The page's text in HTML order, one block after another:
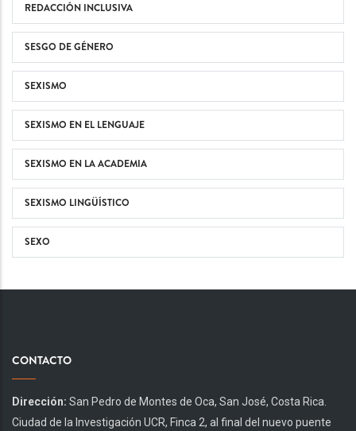
REDACCIÓN INCLUSIVA
SESGO DE GÉNERO
SEXISMO
SEXISMO EN EL LENGUAJE
SEXISMO EN LA ACADEMIA
SEXISMO LINGÜÍSTICO
SEXO
CONTACTO
Dirección: San Pedro de Montes de Oca, San José, Costa Rica.
Ciudad de la Investigación UCR, Finca 2, al final del nuevo puente